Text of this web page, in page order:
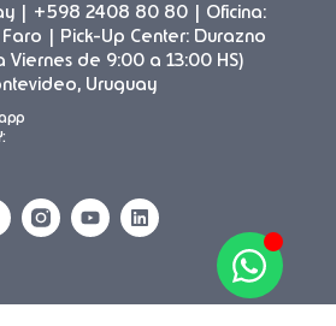
| +598 2408 80 80 | Oficina:
| Pick-Up Center: Durazno
Viernes de 9:00 a 13:00 HS)
Uruguay